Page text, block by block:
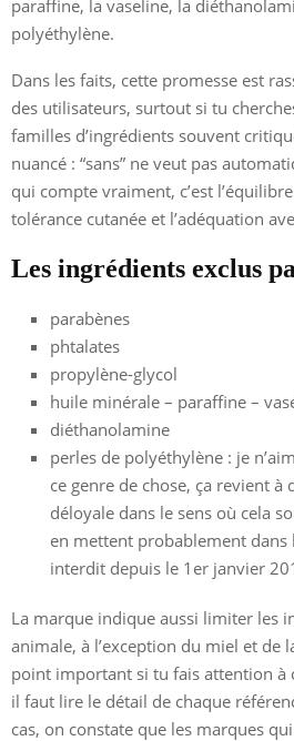
paraffine, la vaseline, la
polyéthylène.
Dans les faits, cette promesse est
des utilisateurs, surtout si tu
familles d’ingrédients souvent
nuancé : “sans” ne veut pas
qui compte vraiment, c’est
tolérance cutanée et l’adéquation
Les ingrédients exclus
parabènes
phtalates
propylène-glycol
huile minérale – paraffine –
diéthanolamine
perles de polyéthylène : je
ce genre de chose, ça revient à
déloyale dans le sens où cela
en mettent probablement dans
interdit depuis le 1er janvier
La marque indique aussi limiter les
animale, à l’exception du miel et de
point important si tu fais attention à
il faut lire le détail de chaque
cas, on constate que les marques